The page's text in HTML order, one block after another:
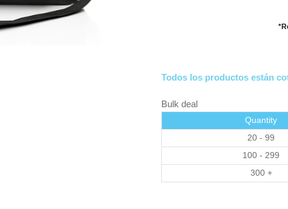
Todos los productos están
Bulk deal
Quantity
20 - 99
100 - 299
300 +